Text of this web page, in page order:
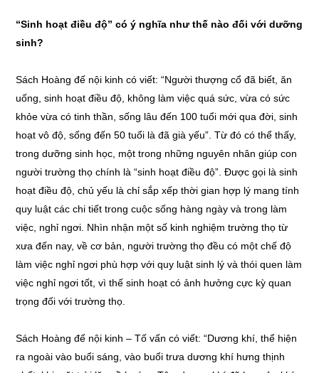
“Sinh hoạt điều độ” có ý nghĩa như thế nào đối với dưỡng
sinh?
Sách Hoàng đế nội kinh có viết: “Người thượng cổ đã biết, ăn
uống, sinh hoạt điều độ, không làm việc quá sức, vừa có sức
khỏe vừa có tinh thần, sống lâu đến 100 tuổi mới qua đời, sinh
hoạt vô độ, sống đến 50 tuổi là đã già yếu”. Từ đó có thể thấy,
trong dưỡng sinh học, một trong những nguyên nhân giúp con
người trường thọ chính là “sinh hoạt điều độ”. Được gọi là sinh
hoạt điều độ, chủ yếu là chỉ sắp xếp thời gian hợp lý mang tính
quy luật các chi tiết trong cuộc sống hàng ngày và trong làm
việc, nghỉ ngơi. Nhìn nhận một số kinh nghiệm trường thọ từ
xưa đến nay, về cơ bản, người trường thọ đều có một chế độ
làm việc nghỉ ngơi phù hợp với quy luật sinh lý và thói quen làm
việc nghỉ ngơi tốt, vì thế sinh hoạt có ảnh hưởng cực kỳ quan
trọng đối với trường thọ.
Sách Hoàng đế nội kinh – Tố vấn có viết: “Dương khí, thể hiện
ra ngoài vào buổi sáng, vào buổi trưa dương khí hưng thịnh